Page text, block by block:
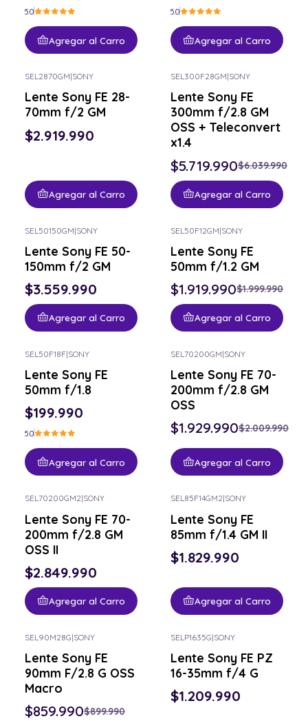
5.0
Agregar al Carro
5.0
Agregar al Carro
SEL2870GM|SONY
Lente Sony FE 28-
70mm f/2 GM
$2.919.990
Agregar al Carro
SEL300F28GM|SONY
Lente Sony FE
300mm f/2.8 GM
OSS + Teleconvert
x1.4
$5.719.990$6.039.990
Agregar al Carro
SEL50150GM|SONY
Lente Sony FE 50-
150mm f/2 GM
$3.559.990
Agregar al Carro
SEL50F12GM|SONY
Lente Sony FE
50mm f/1.2 GM
$1.919.990$1.999.990
Agregar al Carro
SEL50F18F|SONY
Lente Sony FE
50mm f/1.8
$199.990
5.0
Agregar al Carro
SEL70200GM|SONY
Lente Sony FE 70-
200mm f/2.8 GM
OSS
$1.929.990$2.009.990
Agregar al Carro
SEL70200GM2|SONY
Lente Sony FE 70-
200mm f/2.8 GM
OSS II
$2.849.990
Agregar al Carro
SEL85F14GM2|SONY
Lente Sony FE
85mm f/1.4 GM II
$1.829.990
Agregar al Carro
SEL90M28G|SONY
Lente Sony FE
90mm F/2.8 G OSS
Macro
$859.990$899.990
SELP1635G|SONY
Lente Sony FE PZ
16-35mm f/4 G
$1.209.990